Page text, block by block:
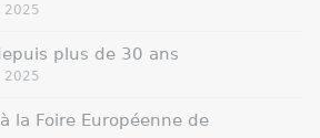
2025
plus de 30 ans
2025
la Foire Européenne de